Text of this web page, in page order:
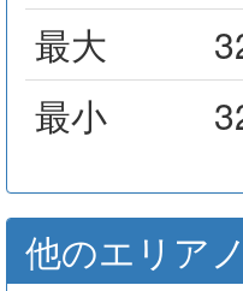
最大
最小
他のエリア